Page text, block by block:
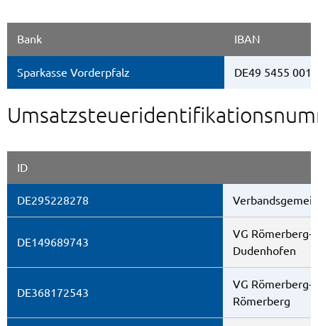
Bank IBAN
Sparkasse Vorderpfalz DE49 5455
ID
DE295228278
DE149689743
VG
Dudenhofen
DE368172543
VG
Römerberg